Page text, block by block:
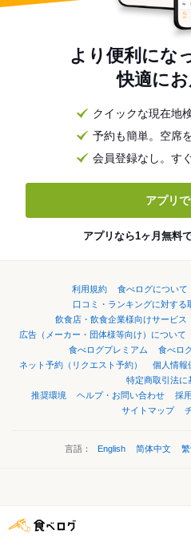
より便利にな
快適に
クイックな現在地
予約も簡単。空席
会員登録なし。す
アプリで
アプリなら1ヶ月無料
利用規約 食べログについて
口コミ・ランキングに対する
飲食店・飲食企業様向けサービス
広告（メーカー・団体様等向け）について
食べログプレミアム
食べロ
ネット予約（リクエスト予約）
個人情報
特定商取引法に
推奨環境
ヘルプ・お問い合わせ 採
サイトマップ
言語： English 简体中文